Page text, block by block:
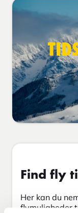
Find fly
Her kan du
flymuligheder